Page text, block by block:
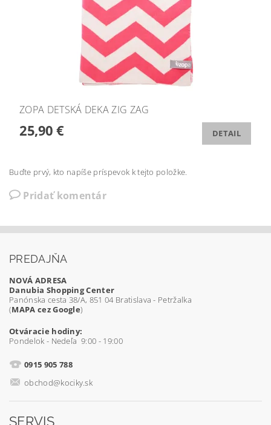
ZOPA DETSKÁ DEKA ZIG ZAG
25,90 € DETAIL
Buďte prvý, kto napíše príspevok k tejto položke.
Pridať komentár
PREDAJŇA
NOVÁ ADRESA
Danubia Shopping Center
Panónska cesta 38/A, 851 04 Bratislava - Petržalka
(MAPA cez Google)
Otváracie hodiny:
Pondelok - Nedeľa 9:00 - 19:00
0915 905 788
obchod@kociky.sk
SERVIS